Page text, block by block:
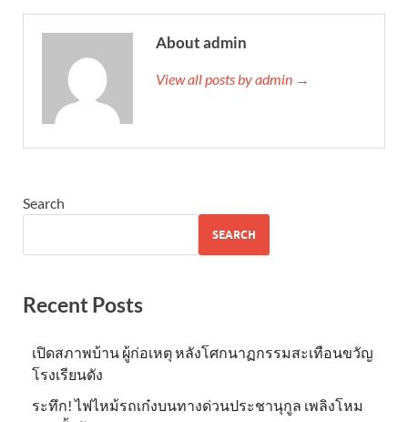
About admin
View all posts by admin →
Search
SEARCH
Recent Posts
เปิดสภาพบ้าน ผู้ก่อเหตุ หลังโศกนาฏกรรมสะเทือนขวัญ
โรงเรียนดัง
ระทึก! ไฟไหม้รถเก๋งบนทางด่วนประชานุกูล เพลิงโหม